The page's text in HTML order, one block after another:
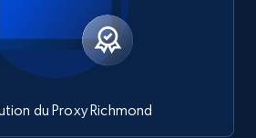
du Proxy Richmond